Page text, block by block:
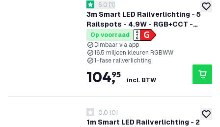
3m Smart LED Railverlichting - 5
Railspots - 4.9W - RGB+CCT -
Dimbaar - 1-Fase Railsysteem -
Zwart
reviews drawer openen
5 score sterren
5.0 [1]
Op voorraad
Dimbaar via app
16.5 miljoen kleuren RGBWW
1-fase railverlichting
104,
95
incl. BTW
1m Smart LED Railverlichting - 2
0 score sterren
0.0 [0]